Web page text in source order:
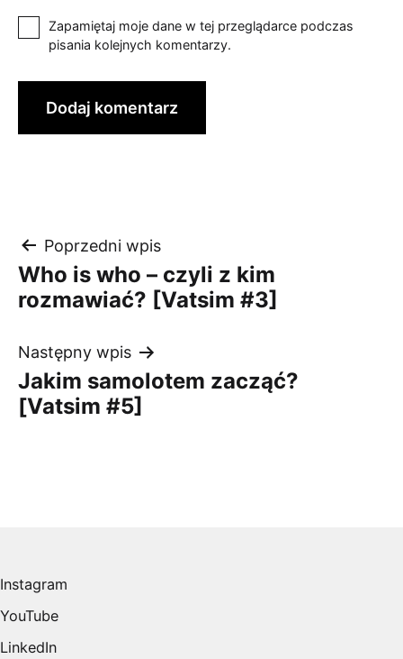
Zapamiętaj moje dane w tej przeglądarce podczas
pisania kolejnych komentarzy.
Nawigacja
wpisu
Poprzedni wpis
Who is who – czyli z kim
rozmawiać? [Vatsim #3]
Następny wpis
Jakim samolotem zacząć?
[Vatsim #5]
Instagram
YouTube
LinkedIn